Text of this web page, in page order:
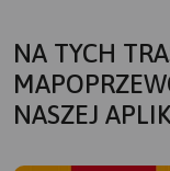
NA TYCH
NASZEJ